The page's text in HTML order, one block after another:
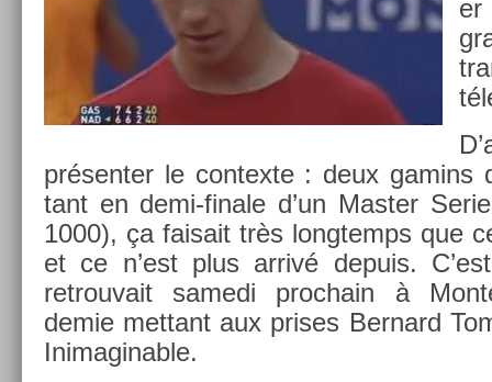
er
présent­er le con­tex­te : deux gamins
tant en demi-finale d’un Mast­er
1000), ça faisait très longtemps que
et ce n’est plus arrivé de­puis.
retro­uvait samedi pro­chain à
demie met­tant aux prises Be­rnard
In­imagin­able.